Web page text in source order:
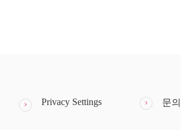
Privacy Settings 문